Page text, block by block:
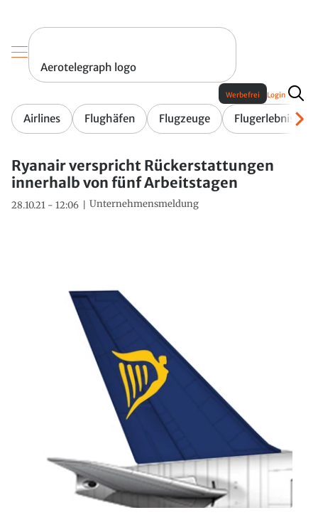
Aerotelegraph logo
Airlines Flughäfen Flugzeuge Flugerlebnis
Werbefrei Login
Ryanair verspricht Rückerstattungen
innerhalb von fünf Arbeitstagen
28.10.21 - 12:06 Unternehmensmeldung